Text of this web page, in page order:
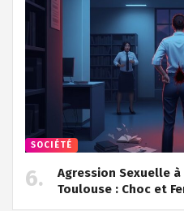
SOCIÉTÉ
Agression Sexuelle
Toulouse : Choc et